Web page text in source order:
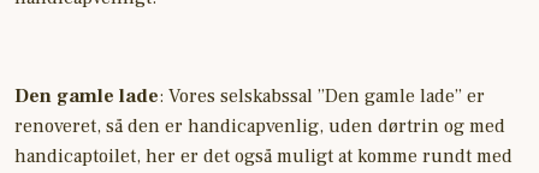
Den gamle lade: Vores selskabssal ”Den gamle lade” er
renoveret, så den er handicapvenlig, uden dørtrin og med
handicaptoilet, her er det også muligt at komme rundt med